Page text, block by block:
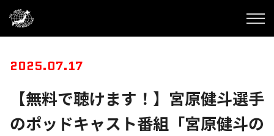
2025.07.17
【無料で聴けます！】宮原健斗選手
のポッドキャスト番組「宮原健斗の